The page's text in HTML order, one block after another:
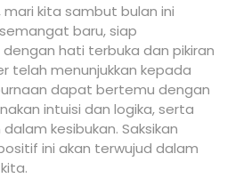
kita sambut bulan ini
baru, siap
hati terbuka dan pikiran
telah menunjukkan kepada
dapat bertemu dengan
intuisi dan logika, serta
kesibukan. Saksikan
ini akan terwujud dalam